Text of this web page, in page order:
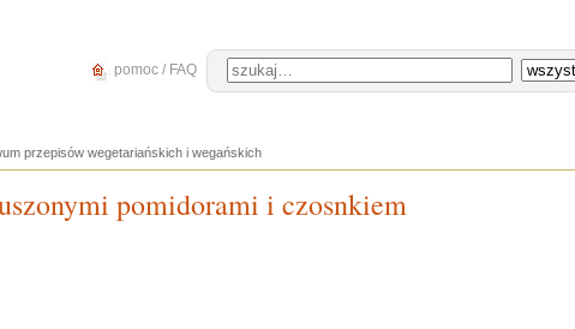
pomoc / FAQ
przepisów wegetariańskich i wegańskich
pomidorami i czosnkiem